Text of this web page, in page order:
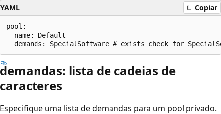
YAML Copiar
pool:
  name: Default
demandas: lista de cadeias de
caracteres
Especifique uma lista de demandas para um pool privado.